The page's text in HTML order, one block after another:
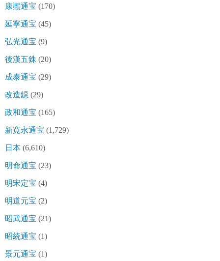
康熈通宝 (170)
延寧通宝 (45)
弘光通宝 (9)
後漢五銖 (20)
成泰通宝 (29)
改造鐚 (29)
政和通宝 (165)
新寛永通宝 (1,729)
日本 (6,610)
明命通宝 (23)
明宋定宝 (4)
明道元宝 (2)
昭武通宝 (21)
昭統通宝 (1)
景元通宝 (1)